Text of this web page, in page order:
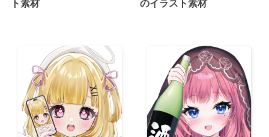
ト素材
のイラスト素材